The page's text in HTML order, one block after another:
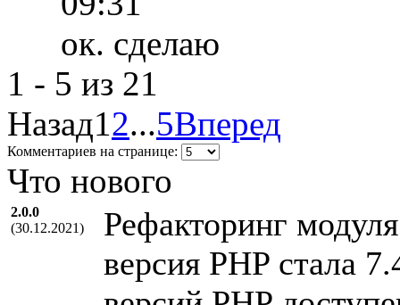
ок. сделаю
1 - 5 из 21
Назад12...5Вперед
Комментариев на странице:
Что нового
2.0.0
(30.12.2021)
Рефакторинг
версия PHP стала